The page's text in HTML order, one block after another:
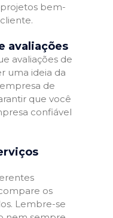
bem-
avaliações
avaliações de
uma ideia da
de
que você
confiável
os
Lembre-se